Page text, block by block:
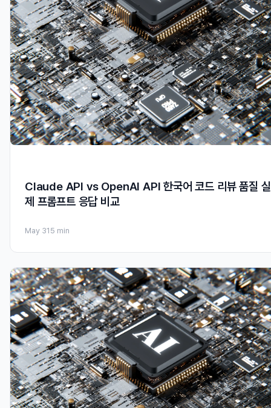
Claude API vs OpenAI API 한국어 코드 리뷰 품질 실
제 프롬프트 응답 비교
May 31 5 min